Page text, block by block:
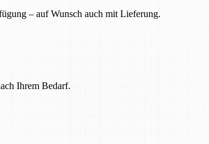
– auf Wunsch auch mit Lieferung.
Ihrem Bedarf.